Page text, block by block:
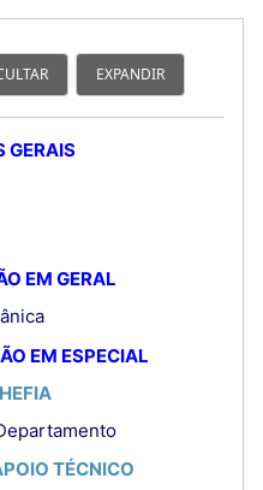
EXPANDIR
GERAIS
EM GERAL
EM ESPECIAL
TÉCNICO